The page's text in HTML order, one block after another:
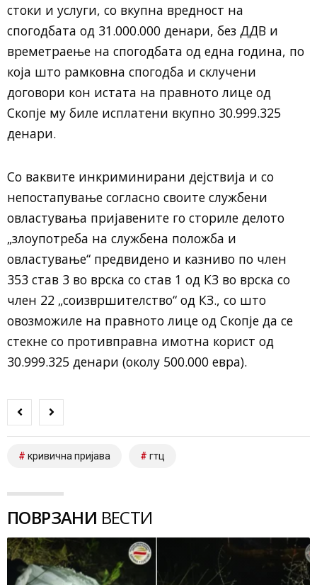
стоки и услуги, со вкупна вредност на
спогодбата од 31.000.000 денари, без ДДВ и
времетраење на спогодбата од една година, по
која што рамковна спогодба и склучени
договори кон истата на правното лице од
Скопје му биле исплатени вкупно 30.999.325
денари.
Со ваквите инкриминирани дејствија и со
непостапување согласно своите службени
овластувања пријавените го сториле делото
„злоупотреба на службена положба и
овластување“ предвидено и казниво по член
353 став 3 во врска со став 1 од КЗ во врска со
член 22 „соизвршителство“ од КЗ., со што
овозможиле на правното лице од Скопје да се
стекне со противправна имотна корист од
30.999.325 денари (околу 500.000 евра).
кривична пријава гтц
ПОВРЗАНИ ВЕСТИ